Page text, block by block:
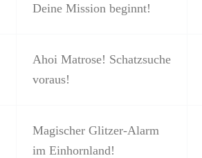
Deine Mission beginnt!
Ahoi Matrose! Schatzsuche
voraus!
Magischer Glitzer-Alarm
im Einhornland!